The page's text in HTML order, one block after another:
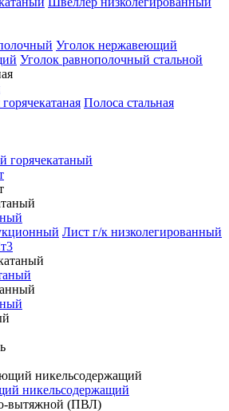
Уголок нержавеющий
Уголок равнополочный стальной
Полоса стальная
горячекатаный
Лист г/к низколегированный
никельсодержащий